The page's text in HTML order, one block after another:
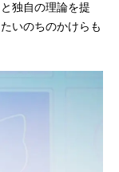
独自の理論を提
いのちのかけらも